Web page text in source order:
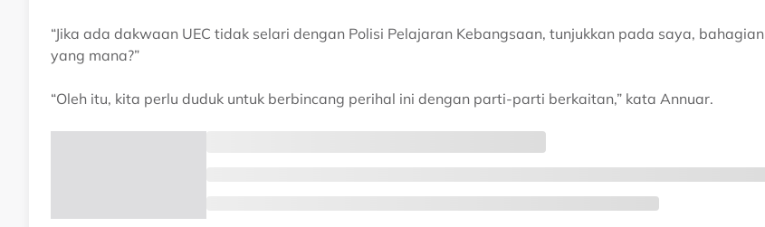
“Jika ada dakwaan UEC tidak selari dengan Polisi Pelajaran Kebangsaan, tunjukkan pada saya, bahagian
yang mana?”
“Oleh itu, kita perlu duduk untuk berbincang perihal ini dengan parti-parti berkaitan,” kata Annuar.